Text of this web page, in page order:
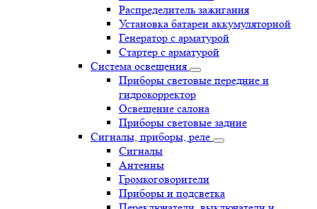
Распределитель зажигания
Установка батареи аккумуляторной
Генератор с арматурой
Стартер с арматурой
Система освещения
Приборы световые передние и
гидрокорректор
Освещение салона
Приборы световые задние
Сигналы, приборы, реле
Сигналы
Антенны
Громкоговорители
Приборы и подсветка